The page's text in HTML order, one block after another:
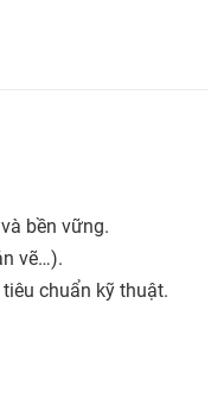
bền vững.
vẽ…).
chuẩn kỹ thuật.